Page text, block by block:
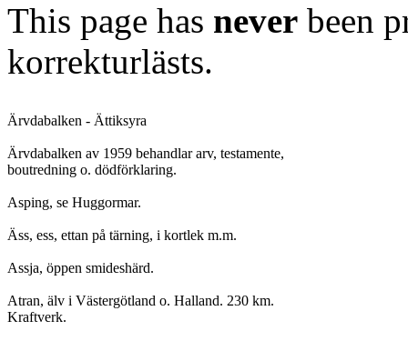
This page has never been
korrekturlästs.
Ärvdabalken - Ättiksyra
Ärvdabalken av 1959 behandlar arv, testamente,
boutredning o. dödförklaring.
Asping, se Huggormar.
Äss, ess, ettan på tärning, i kortlek m.m.
Assja, öppen smideshärd.
Atran, älv i Västergötland o. Halland. 230 km.
Kraftverk.